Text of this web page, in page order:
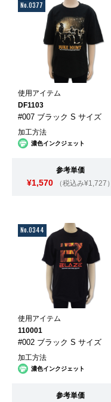
No.0377
使用アイテム
DF1103
#007 ブラック S サイズ
加工方法
濃色インクジェット
参考単価
¥1,570 （税込み¥1,727）
No.0344
使用アイテム
110001
#002 ブラック S サイズ
加工方法
濃色インクジェット
参考単価